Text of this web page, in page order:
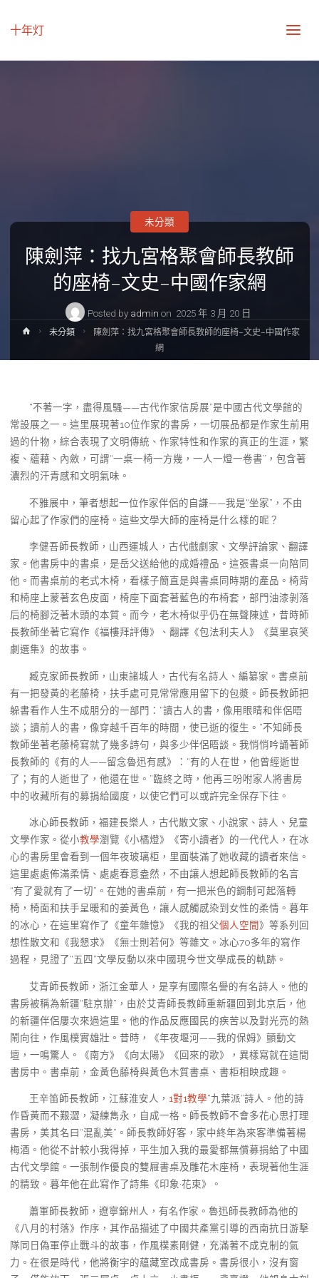
十年灯
陳劍萍：找九宮格聚會師長教師
的座椅–文史–中國作家網
Posted by admin on 2025 年 3 月 20 日
未分類
Home未分類
陳劍萍：找九宮格聚會師長教師的座椅–文史–中國作家
網
“不著一字，盡得風騷——古代作家信房展”是中國古代文學館的
常設展之一。這里展現著10位作家的書房，一切展品都是作家生前用
過的什物，綜合表現了文明傳統、作家特性和作家的真正的生涯，繁
複、蘊藉、內斂，可謂“一桌一椅一方幾，一人一燈一卷書”，包含著
濃烈的汗青感和文明氣味。
不雅展中，筆者想起一位作家伴侶的自謙——我是“坐家”，不由
留心起了作家們的座椅。這些文學大師的座椅是什么樣的呢？
李健吾師長教師，山西運城人，古代戲劇家、文學評論家、翻譯
家。他書房中的書桌，是岳父送給他的成婚禮品。這張書桌一向陪同
他。而書桌前的老式木椅，看樣子簡直是與書桌同時期的產品。椅背
和椅座上蒙著玄色皮面，椅座下面套著藍色的布椅套，部門油漆剝落
后的椅腳泛著木頭的本質。而今，老木椅似乎仍在無聲陳述，昔時師
長教師坐著它寫作《福樓拜評傳》、翻譯《包法利夫人》《莫里哀笑
劇選集》的故事。
臧克家師長教師，山東諸城人，古代有名詩人、編纂家。書桌前
有一把發黃的老藤椅，扶手處可見常常應用留下的包漿。師長教師把
躲書看作人生不成朋分的一部門：“讀古人的書，像用眼睛和伴侶晤
談；讀前人的書，像穿越千百年的時間，使已逝的復生。”不知師長
教師坐著老藤椅寫就了幾多詩句，與多少伴侶晤談。我悄悄吟誦著師
長教師的《有的人——留念魯迅有感》：“有的人在世，他曾經逝世
了；有的人逝世了，他還在世。”臨終之時，他再三吩咐家人將書房
中的收藏所有的募捐給國度，以使它們可以或許完全保存下往。
冰心師長教師，福建長樂人，古代散文家、小說家、詩人、兒童
文學作家。從小教學瀏覽《小橘燈》《寄小讀者》的一代代人，在冰
心的書房里會看到一個年夜玻璃柜，里面裝滿了她收藏的讀者來信。
這里處處佈滿柔情、處處春意盎然，不由讓人想起師長教師的名言
“有了愛就有了一切”。在她的書桌前，有一把米色的鋼制可起落轉
椅，椅面和扶手呈暖和的姜黃色，讓人感觸感染到女性的柔情。暮年
的冰心，在這里寫作了《童年雜憶》《我的祖父個人空間》等系列回
想性散文和《我懇求》《無士則若何》等雜文。冰心70多年的寫作
過程，見證了“五四”文學反動以來中國現今世文學成長的軌跡。
艾青師長教師，浙江金華人，是享有國際名譽的有名詩人。他的
書房被稱為新疆“駐京辦”，由於艾青師長教師重新疆回到北京后，他
的新疆伴侶屢次來過這里。他的作品反應國民的疾苦以及對光亮的熱
鬧向往，作風樸實雄壯。昔時，《年夜堰河——我的保姆》顫動文
壇，一鳴驚人。《南方》《向太陽》《回來的歌》，異樣寫就在這間
書房中。書桌前，金黃色藤椅與黃色木質書桌、書柜相映成趣。
王辛笛師長教師，江蘇淮安人， 1對1教學“九葉派”詩人。他的詩
作昏黃而不艱澀，凝練雋永，自成一格。師長教師不會多花心思打理
書房，美其名曰“混亂美”。師長教師好客，家中終年為來客準備著楊
梅酒。他從不計較小我得掉，平生加入我的最愛都無償募捐給了中國
古代文學館。一張制作優良的雙屜書桌及雕花木座椅，表現著他生涯
的精致。暮年他在此寫作了詩集《印象·花束》。
蕭軍師長教師，遼寧錦州人，有名作家。魯迅師長教師為他的
《八月的村落》作序，其作品描述了中國共產黨引導的西南抗日游擊
隊同日偽軍停止戰斗的故事，作風樸素剛健，充滿著不成克制的氣
力。在很是時代，他將衡宇的蘊藏室改成書房。書房很小，沒有窗